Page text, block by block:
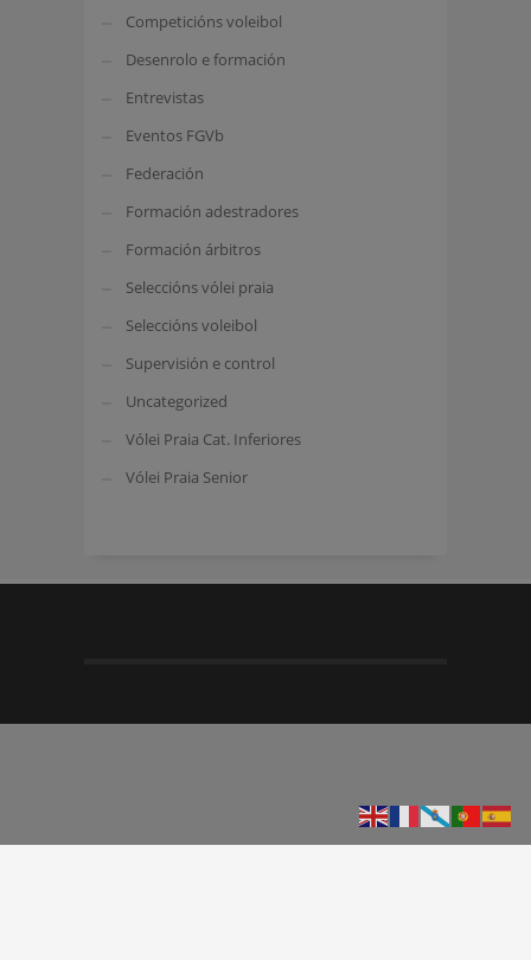
Competicións voleibol
Desenrolo e formación
Entrevistas
Eventos FGVb
Federación
Formación adestradores
Formación árbitros
Seleccións vólei praia
Seleccións voleibol
Supervisión e control
Uncategorized
Vólei Praia Cat. Inferiores
Vólei Praia Senior